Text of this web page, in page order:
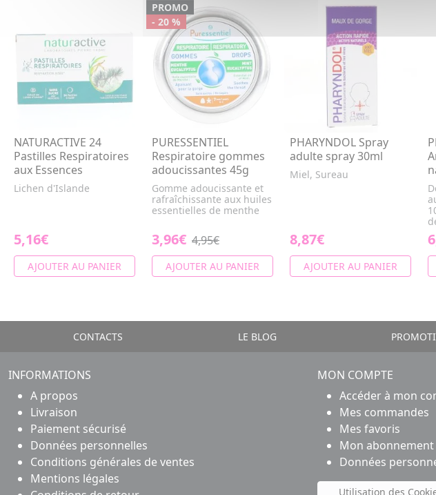
NATURACTIVE 24
Pastilles Respiratoires
aux Essences
Lichen d'Islande
5,16€
AJOUTER AU PANIER
PROMO
- 20 %
PURESSENTIEL
Respiratoire gommes
adoucissantes 45g
Gomme adoucissante et
rafraîchissante aux huiles
essentielles de menthe
3,96€ 4,95€
AJOUTER AU PANIER
PHARYNDOL Spray
adulte spray 30ml
Miel, Sureau
8,87€
AJOUTER AU PANIER
CONTACTS LE BLOG
INFORMATIONS
A propos
Livraison
Paiement sécurisé
Données personnelles
Conditions générales de ventes
Mentions légales
MON COMPTE
Accéder à mon
Mes commandes
Mes favoris
Mon abonnement
Données
Utilisation des